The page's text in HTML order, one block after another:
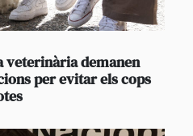
veterinària demanen
per evitar els cops